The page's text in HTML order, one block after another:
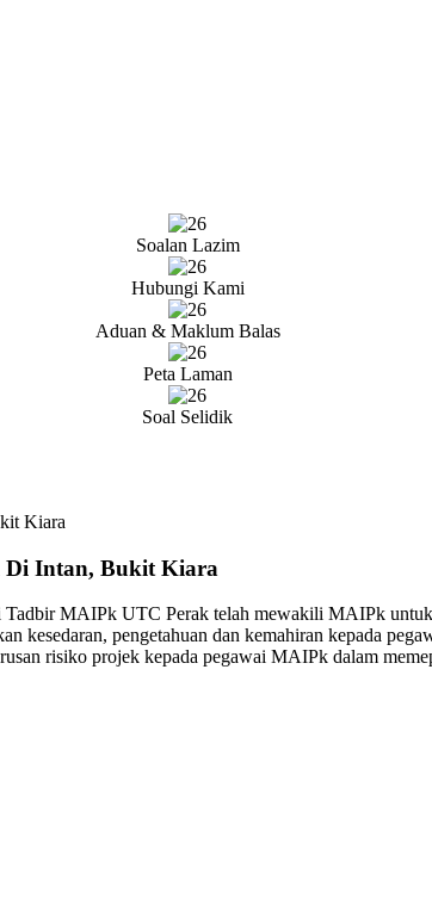
Soalan Lazim
Hubungi Kami
Aduan & Maklum Balas
Peta Laman
Soal Selidik
Kiara
Di Intan, Bukit Kiara
Tadbir MAIPk UTC Perak telah mewakili MAIPk
pengetahuan dan kemahiran kepada
risiko projek kepada pegawai MAIPk dalam